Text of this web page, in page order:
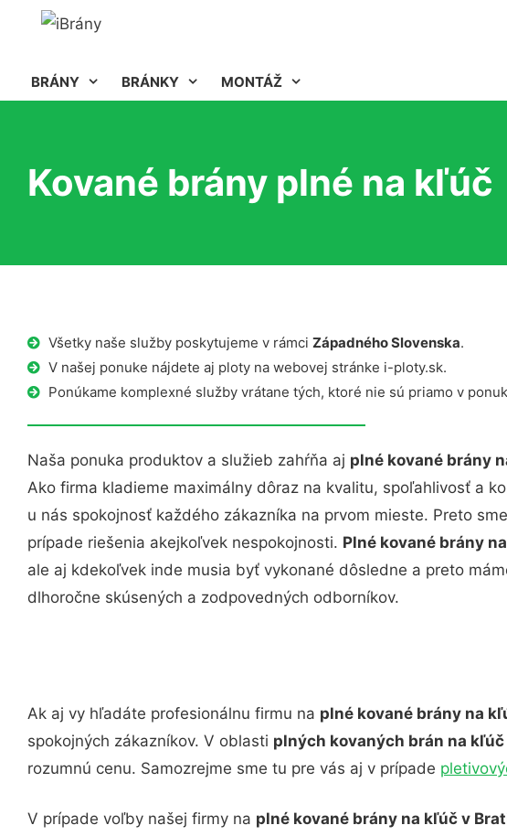
BRÁNY BRÁNKY MONTÁŽ
Kované brány plné na kľúč
Všetky naše služby poskytujeme v rámci Západného Slovenska.
V našej ponuke nájdete aj ploty na webovej stránke i-ploty.sk.
Ponúkame komplexné služby vrátane tých, ktoré nie sú priamo v
Naša ponuka produktov a služieb zahŕňa aj plné kované brány
Ako firma kladieme maximálny dôraz na kvalitu, spoľahlivosť a
u nás spokojnosť každého zákazníka na prvom mieste. Preto
prípade riešenia akejkoľvek nespokojnosti. Plné kované brány
ale aj kdekoľvek inde musia byť vykonané dôsledne a preto
dlhoročne skúsených a zodpovedných odborníkov.
Ak aj vy hľadáte profesionálnu firmu na plné kované brány na
spokojných zákazníkov. V oblasti plných kovaných brán na
rozumnú cenu. Samozrejme sme tu pre vás aj v prípade
V prípade voľby našej firmy na plné kované brány na kľúč v